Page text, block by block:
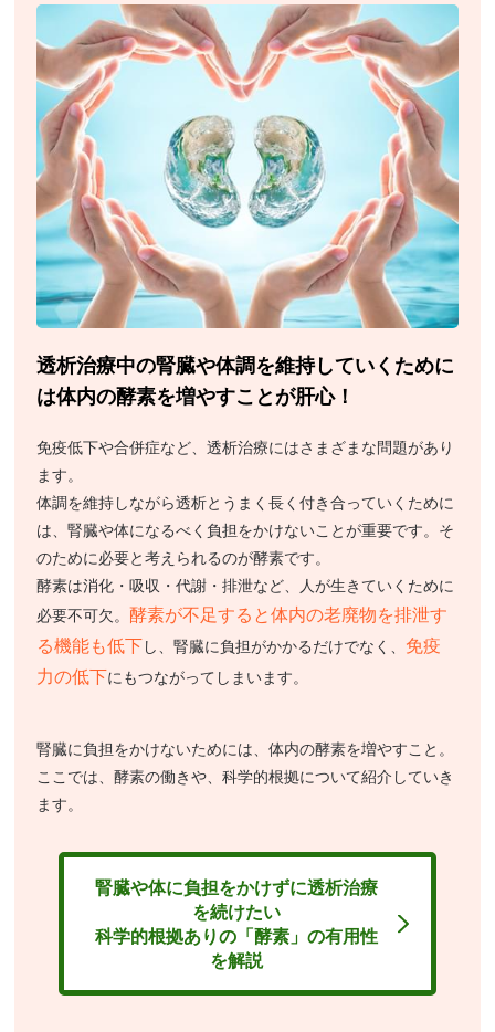
透析治療中の腎臓や体調を維持していくために
は体内の酵素を増やすことが肝心！
免疫低下や合併症など、透析治療にはさまざまな問題があり
ます。
体調を維持しながら透析とうまく長く付き合っていくために
は、腎臓や体になるべく負担をかけないことが重要です。そ
のために必要と考えられるのが酵素です。
酵素は消化・吸収・代謝・排泄など、人が生きていくために
必要不可欠。 酵素が不足すると体内の老廃物を排泄す
る機能も低下し、腎臓に負担がかかるだけでなく、 免疫
力の低下にもつながってしまいます。
腎臓に負担をかけないためには、体内の酵素を増やすこと。
ここでは、酵素の働きや、科学的根拠について紹介していき
ます。
腎臓や体に負担をかけずに透析治療
を続けたい
科学的根拠ありの「酵素」の有用性
を解説